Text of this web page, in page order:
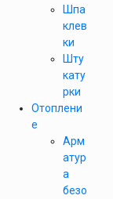
Шпа
клев
ки
Шту
кату
рки
Отоплени
е
Арм
атур
а
безо